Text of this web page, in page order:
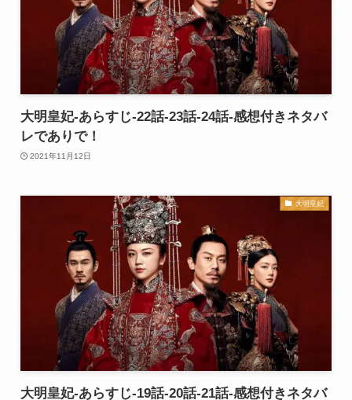
大明皇妃-あらすじ-22話-23話-24話-感想付きネタバ
レでありで！
2021年11月12日
大明皇妃
大明皇妃-あらすじ-19話-20話-21話-感想付きネタバ